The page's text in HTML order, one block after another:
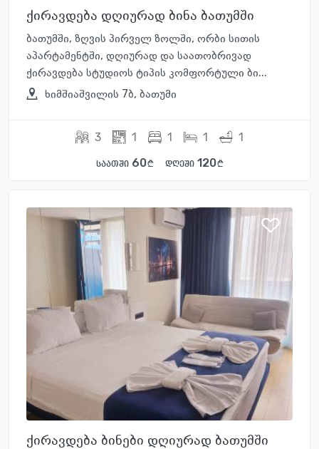
ქირავდება დღიურად ბინა ბათუმში
ბათუმში, ზღვის პირველ ზოლში, ორბი სითის
აპარტამენტში, დღიურად და საათობრივად
ქირავდება სტუდიოს ტიპის კომფორტული ბი...
ხიმშიაშვილის 7ბ, ბათუმი
3 1 1 1 1
საათში 60 დღეში 120
ქირავდება ბინები დღიურად ბათუმში